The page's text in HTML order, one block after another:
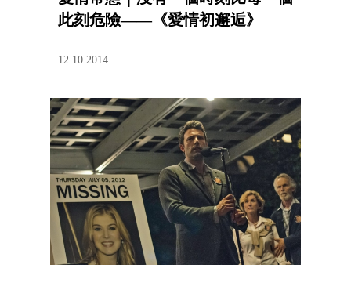
此刻危險——《愛情初邂逅》
12.10.2014